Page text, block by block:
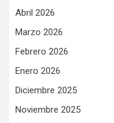
Abril 2026
Marzo 2026
Febrero 2026
Enero 2026
Diciembre 2025
Noviembre 2025